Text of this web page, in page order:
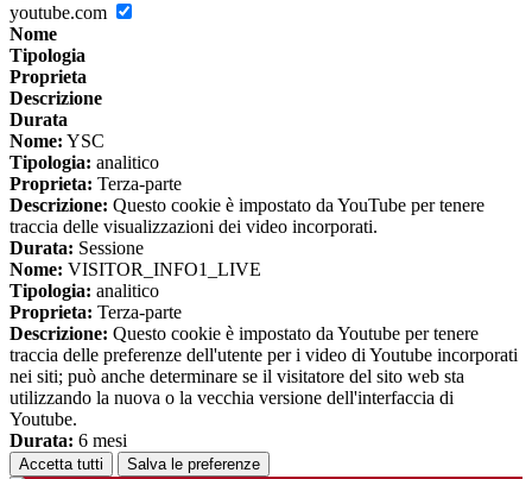
youtube.com
Nome
Tipologia
Proprieta
Descrizione
Durata
Nome: YSC
Tipologia: analitico
Proprieta: Terza-parte
Descrizione: Questo cookie è impostato da YouTube per tenere
traccia delle visualizzazioni dei video incorporati.
Durata: Sessione
Nome: VISITOR_INFO1_LIVE
Tipologia: analitico
Proprieta: Terza-parte
Descrizione: Questo cookie è impostato da Youtube per tenere
traccia delle preferenze dell'utente per i video di Youtube incorporati
nei siti; può anche determinare se il visitatore del sito web sta
utilizzando la nuova o la vecchia versione dell'interfaccia di
Youtube.
Durata: 6 mesi
Accetta tutti Salva le preferenze